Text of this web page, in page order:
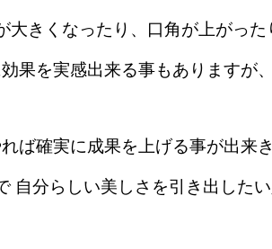
きくなったり、口角が上がった
果を実感出来る事もありますが
ば確実に成果を上げる事が出来
自分らしい美しさを引き出した